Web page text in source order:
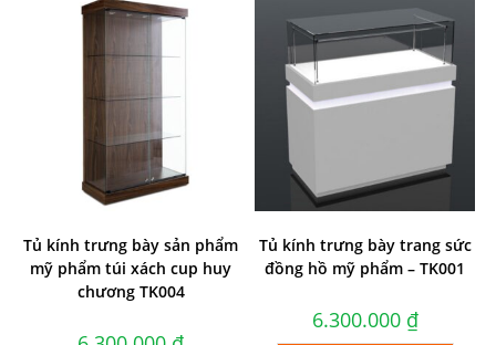
Tủ kính trưng bày sản phẩm
mỹ phẩm túi xách cup huy
chương TK004
Tủ kính trưng bày trang sức
đồng hồ mỹ phẩm – TK001
6.300.000 ₫